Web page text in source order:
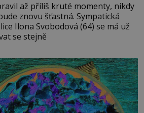
až příliš kruté momenty, nikdy
šťastná. Sympatická
Ilona Svobodová (64) se má už
se stejně